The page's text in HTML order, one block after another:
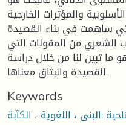
والمؤثرات الخارجية
ساهمت في بناء القصيدة.
الشعري من المقولات التي
ما تبين لنا من خلال دراسة
القصيدة وانبثاق معناها.
Keywords
:البنى ، اللغوية ، الكآبة